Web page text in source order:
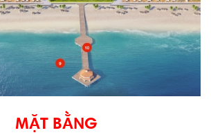
MẶT BẰNG